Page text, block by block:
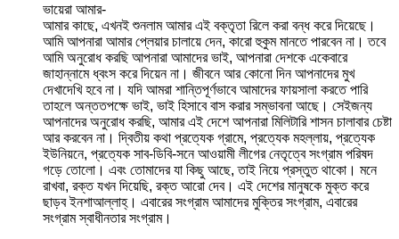
ভায়েরা আমার-
আমার কাছে, এখনই শুনলাম আমার এই বক্তৃতা রিলে করা বন্ধ করে দিয়েছে।
আমি আপনারা আমার প্লেয়ার চালায়ে দেন, কারো হুকুম মানতে পারবেন না। তবে
আমি অনুরোধ করছি আপনারা আমাদের ভাই, আপনারা দেশকে একেবারে
জাহান্নামে ধ্বংস করে দিয়েন না। জীবনে আর কোনো দিন আপনাদের মুখ
দেখাদেখি হবে না। যদি আমরা শান্তিপূর্ণভাবে আমাদের ফায়সালা করতে পারি
তাহলে অন্ততপক্ষে ভাই, ভাই হিসাবে বাস করার সম্ভাবনা আছে। সেইজন্য
আপনাদের অনুরোধ করছি, আমার এই দেশে আপনারা মিলিটারি শাসন চালাবার চেষ্টা
আর করবেন না। দ্বিতীয় কথা প্রত্যেক গ্রামে, প্রত্যেক মহল্লায়, প্রত্যেক
ইউনিয়নে, প্রত্যেক সাব-ডিবি-সনে আওয়ামী লীগের নেতৃত্বে সংগ্রাম পরিষদ
গড়ে তোলো। এবং তোমাদের যা কিছু আছে, তাই নিয়ে প্রস্তুত থাকো। মনে
রাখবা, রক্ত যখন দিয়েছি, রক্ত আরো দেব। এই দেশের মানুষকে মুক্ত করে
ছাড়ব ইনশাআল্লাহ্। এবারের সংগ্রাম আমাদের মুক্তির সংগ্রাম, এবারের
সংগ্রাম স্বাধীনতার সংগ্রাম।